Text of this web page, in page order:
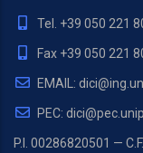
Tel. +39 050 221
Fax +39 050 221
EMAIL:
PEC:
P.I. 00286820501 —